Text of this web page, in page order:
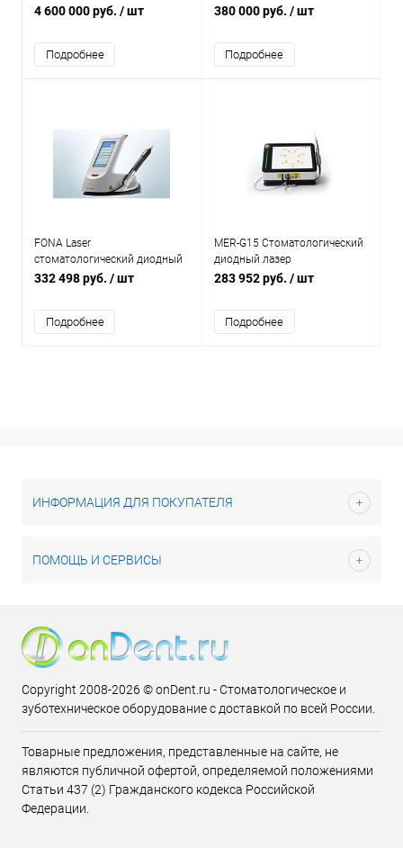
лазер
4 600 000 руб. / шт
Подробнее
380 000 руб. / шт
Подробнее
FONA Laser
стоматологический диодный
лазер
332 498 руб. / шт
Подробнее
MER-G15 Стоматологический
диодный лазер
283 952 руб. / шт
Подробнее
ИНФОРМАЦИЯ ДЛЯ ПОКУПАТЕЛЯ
ПОМОЩЬ И СЕРВИСЫ
Copyright 2008-2026 © onDent.ru - Стоматологическое и
зуботехническое оборудование с доставкой по всей России.
Товарные предложения, представленные на сайте, не
являются публичной офертой, определяемой положениями
Статьи 437 (2) Гражданского кодекса Российской
Федерации.